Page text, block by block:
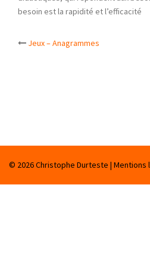
besoin est la rapidité et l’efficacité
Navigation
Jeux – Anagrammes
© 2026Christophe Durteste | Mentions